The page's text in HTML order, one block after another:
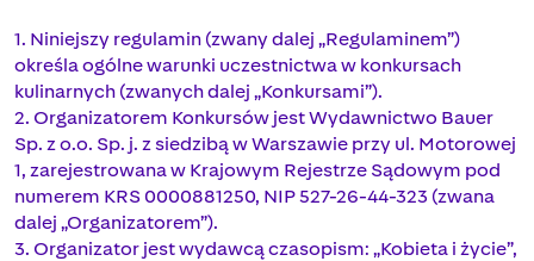
1. Niniejszy regulamin (zwany dalej „Regulaminem”)
określa ogólne warunki uczestnictwa w konkursach
kulinarnych (zwanych dalej „Konkursami”).
2. Organizatorem Konkursów jest Wydawnictwo Bauer
Sp. z o.o. Sp. j. z siedzibą w Warszawie przy ul. Motorowej
1, zarejestrowana w Krajowym Rejestrze Sądowym pod
numerem KRS 0000881250, NIP 527-26-44-323 (zwana
dalej „Organizatorem”).
3. Organizator jest wydawcą czasopism: „Kobieta i życie”,